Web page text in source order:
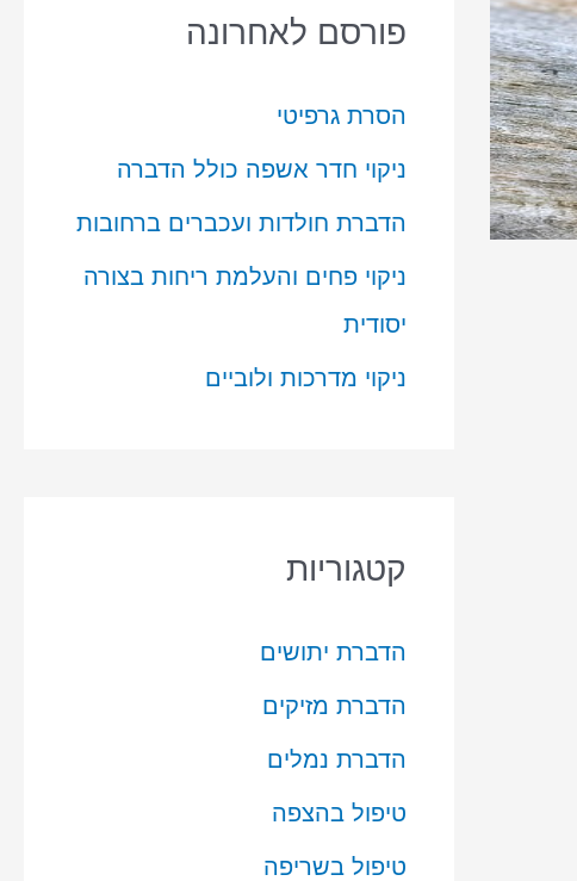
פורסם לאחרונה
הסרת גרפיטי
ניקוי חדר אשפה כולל הדברה
הדברת חולדות ועכברים ברחובות
ניקוי פחים והעלמת ריחות בצורה
יסודית
ניקוי מדרכות ולוביים
קטגוריות
הדברת יתושים
הדברת מזיקים
הדברת נמלים
טיפול בהצפה
טיפול בשריפה